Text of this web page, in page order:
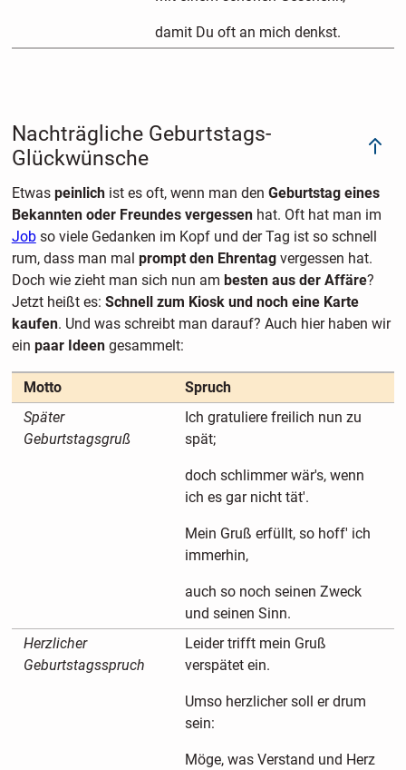
damit Du oft an mich denkst.
Nachträgliche Geburtstags-
Glückwünsche
Etwas peinlichist es oft, wenn man den Geburtstag eines
Bekannten oder Freundes vergessenhat. Oft hat man im
Jobso viele Gedanken im Kopf und der Tag ist so schnell
rum, dass man mal prompt den Ehrentagvergessen hat.
Doch wie zieht man sich nun am besten aus der Affäre?
Jetzt heißt es: Schnell zum Kiosk und noch eine Karte
kaufen. Und was schreibt man darauf? Auch hier haben wir
ein paar Ideen gesammelt:
Motto
Spruch
Später
Geburtstagsgruß
Ich gratuliere freilich nun zu
spät;
doch schlimmer wär's, wenn
ich es gar nicht tät'.
Mein Gruß erfüllt, so hoff' ich
immerhin,
auch so noch seinen Zweck
und seinen Sinn.
Herzlicher
Geburtstagsspruch
Leider trifft mein Gruß
verspätet ein.
Umso herzlicher soll er drum
sein:
Möge, was Verstand und Herz